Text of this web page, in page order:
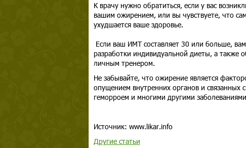
К врачу нужно обратиться, если у вас
вашим ожирением, или вы чувствуете, что
ухудшается ваше здоровье.
Если ваш ИМТ составляет 30 или больше,
разработки индивидуальной диеты, а также
личным тренером.
Не забывайте, что ожирение является
опущением внутренних органов и
геморроем и многими другими
Источник: www.likar.info
Другие статьи